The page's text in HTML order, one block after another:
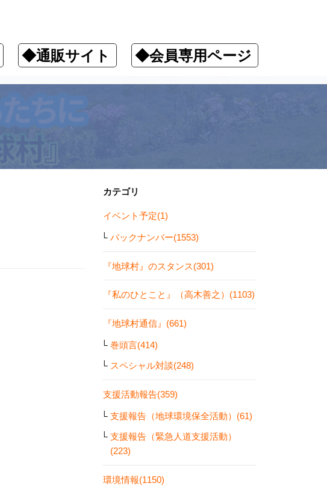
◆通販サイト ◆会員専用ページ
カテゴリ
イベント予定(1)
バックナンバー(1553)
『地球村』のスタンス(301)
『私のひとこと』（高木善之）(1103)
『地球村通信』(661)
巻頭言(414)
スペシャル対談(248)
支援活動報告(359)
支援報告（地球環境保全活動）(61)
支援報告（緊急人道支援活動）
(223)
環境情報(1150)